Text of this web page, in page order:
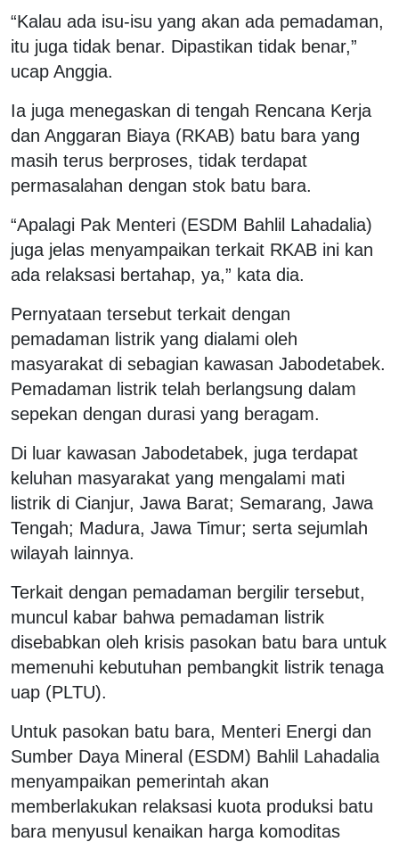
“Kalau ada isu-isu yang akan ada pemadaman,
itu juga tidak benar. Dipastikan tidak benar,”
ucap Anggia.
Ia juga menegaskan di tengah Rencana Kerja
dan Anggaran Biaya (RKAB) batu bara yang
masih terus berproses, tidak terdapat
permasalahan dengan stok batu bara.
“Apalagi Pak Menteri (ESDM Bahlil Lahadalia)
juga jelas menyampaikan terkait RKAB ini kan
ada relaksasi bertahap, ya,” kata dia.
Pernyataan tersebut terkait dengan
pemadaman listrik yang dialami oleh
masyarakat di sebagian kawasan Jabodetabek.
Pemadaman listrik telah berlangsung dalam
sepekan dengan durasi yang beragam.
Di luar kawasan Jabodetabek, juga terdapat
keluhan masyarakat yang mengalami mati
listrik di Cianjur, Jawa Barat; Semarang, Jawa
Tengah; Madura, Jawa Timur; serta sejumlah
wilayah lainnya.
Terkait dengan pemadaman bergilir tersebut,
muncul kabar bahwa pemadaman listrik
disebabkan oleh krisis pasokan batu bara untuk
memenuhi kebutuhan pembangkit listrik tenaga
uap (PLTU).
Untuk pasokan batu bara, Menteri Energi dan
Sumber Daya Mineral (ESDM) Bahlil Lahadalia
menyampaikan pemerintah akan
memberlakukan relaksasi kuota produksi batu
bara menyusul kenaikan harga komoditas